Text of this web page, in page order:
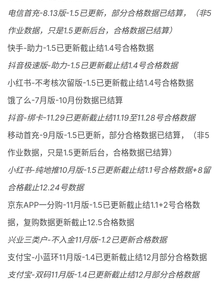
电信首充-8.13版-1.5已更新，部分合格数据已结算，（非5
作业数据，只是1.5更新后台，合格数据已结算）
快手-助力-1.5已更新截止结1.4号合格数据
抖音极速版-助力-1.5已更新截止结1.4号合格数据
小红书-不考核次留版-1.5已更新截止结1.4号合格数据
饿了么-7月版-10月份数据已结算
抖音-绑卡-11.29已更新截止结11.19至11.28号合格数据
移动首充-9月版-1.5已更新，部分合格数据已结算，（非5
作业数据，只是1.5更新后台，合格数据已结算）
小红书-纯地推10月版-1.5已更新截止结1.1号合格数据+8留
合格截止12.24号数据
京东APP一分购-11月版-1.5已更新截止结1.1+2号合格数
据，复购数据更新截止12.5合格数据
兴业三类户-不入金11月版-1.2已更新合格数据
支付宝-小蓝环11月版-1.4已更新截止结12月部分合格数据
支付宝-双码11月版-1.4已更新截止结12月部分合格数据